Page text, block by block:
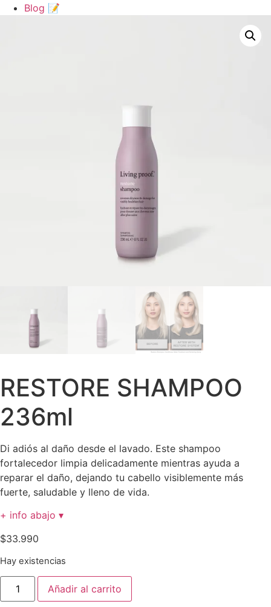
Blog 📝
RESTORE SHAMPOO
236ml
Di adiós al daño desde el lavado. Este shampoo
fortalecedor limpia delicadamente mientras ayuda a
reparar el daño, dejando tu cabello visiblemente más
fuerte, saludable y lleno de vida.
+ info abajo ▾
$33.990
Hay existencias
RESTORE
SHAMPOO
236ml
Añadir al carrito